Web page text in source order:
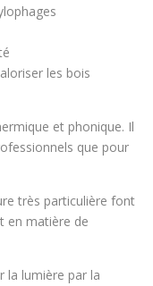
les bois
et phonique. Il
que pour
très particulière font
en matière de
la lumière par la